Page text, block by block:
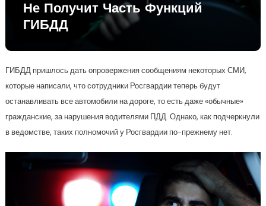
Не Получит Часть Функций
ГИБДД
ГИБДД пришлось дать опровержения сообщениям некоторых СМИ,
которые написали, что сотрудники Росгвардии теперь будут
останавливать все автомобили на дороге, то есть даже «обычные»
гражданские, за нарушения водителями ПДД. Однако, как подчеркнули
в ведомстве, таких полномочий у Росгвардии по-прежнему нет.